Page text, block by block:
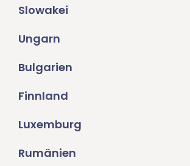
Slowakei
Ungarn
Bulgarien
Finnland
Luxemburg
Rumänien